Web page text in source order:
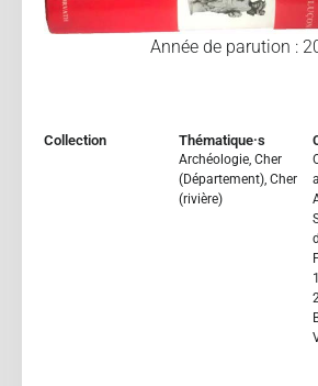
Année de parution :
Collection Thématique·s
Archéologie, Cher
(Département), Cher
(rivière)